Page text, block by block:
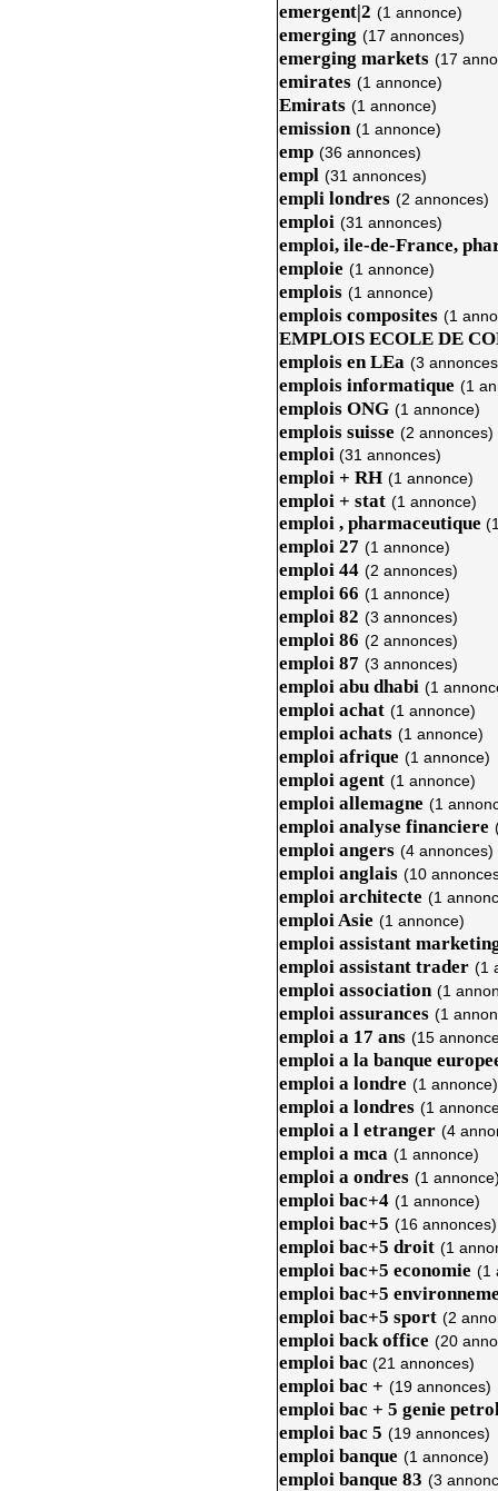
emergent|2 (1 annonce)
emerging (17 annonces)
emerging markets (17
emirates (1 annonce)
Emirats (1 annonce)
emission (1 annonce)
emp (36 annonces)
empl (31 annonces)
empli londres (2 annonces)
emploi (31 annonces)
emploi, ile-de-France,
emploie (1 annonce)
emplois (1 annonce)
emplois composites (1
EMPLOIS ECOLE DE
emplois en LEa (3
emplois informatique (1
emplois ONG (1 annonce)
emplois suisse (2 annonces)
emploi (31 annonces)
emploi + RH (1 annonce)
emploi + stat (1 annonce)
emploi , pharmaceutique
emploi 27 (1 annonce)
emploi 44 (2 annonces)
emploi 66 (1 annonce)
emploi 82 (3 annonces)
emploi 86 (2 annonces)
emploi 87 (3 annonces)
emploi abu dhabi (1
emploi achat (1 annonce)
emploi achats (1 annonce)
emploi afrique (1 annonce)
emploi agent (1 annonce)
emploi allemagne (1
emploi analyse financiere
emploi angers (4 annonces)
emploi anglais (10
emploi architecte (1
emploi Asie (1 annonce)
emploi assistant
emploi assistant trader (1
emploi association (1
emploi assurances (1
emploi a 17 ans (15
emploi a la banque
emploi a londre (1 annonce)
emploi a londres (1
emploi a l etranger (4
emploi a mca (1 annonce)
emploi a ondres (1
emploi bac+4 (1 annonce)
emploi bac+5 (16 annonces)
emploi bac+5 droit (1
emploi bac+5 economie (1
emploi bac+5
emploi bac+5 sport (2
emploi back office (20
emploi bac (21 annonces)
emploi bac + (19 annonces)
emploi bac + 5 genie
emploi bac 5 (19 annonces)
emploi banque (1 annonce)
emploi banque 83 (3